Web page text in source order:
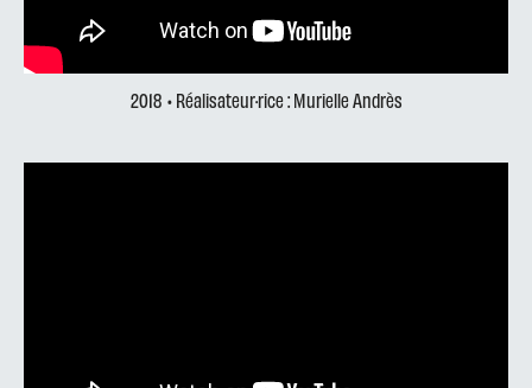
2018 • Réalisateur·rice : Murielle Andrès